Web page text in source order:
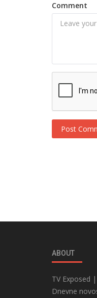
Comment
Post
ABOUT
TV Exposed
Dnevne